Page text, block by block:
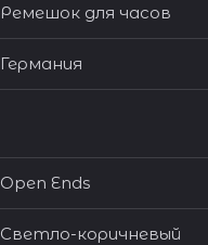
Ремешок для часов
Германия
Open Ends
Светло-коричневый